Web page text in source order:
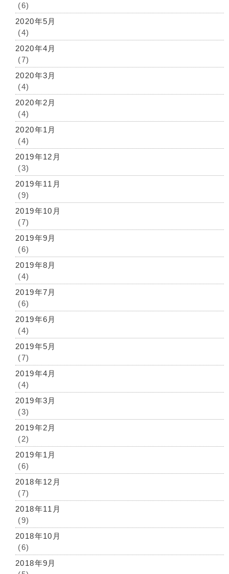
(6)
2020年5月
(4)
2020年4月
(7)
2020年3月
(4)
2020年2月
(4)
2020年1月
(4)
2019年12月
(3)
2019年11月
(9)
2019年10月
(7)
2019年9月
(6)
2019年8月
(4)
2019年7月
(6)
2019年6月
(4)
2019年5月
(7)
2019年4月
(4)
2019年3月
(3)
2019年2月
(2)
2019年1月
(6)
2018年12月
(7)
2018年11月
(9)
2018年10月
(6)
2018年9月